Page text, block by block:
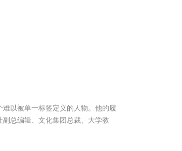
以被单一标签定义的人物。他的履
总编辑、文化集团总裁、大学教